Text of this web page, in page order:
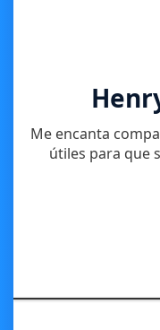
Me encanta
útiles para que